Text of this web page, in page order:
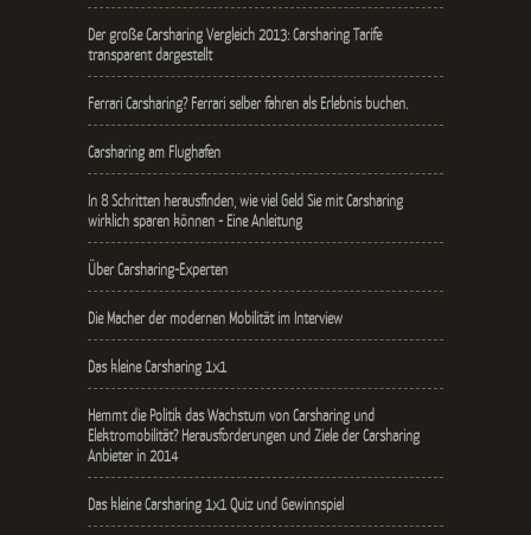
Der große Carsharing Vergleich 2013: Carsharing Tarife
transparent dargestellt
Ferrari Carsharing? Ferrari selber fahren als Erlebnis buchen.
Carsharing am Flughafen
In 8 Schritten herausfinden, wie viel Geld Sie mit Carsharing
wirklich sparen können - Eine Anleitung
Über Carsharing-Experten
Die Macher der modernen Mobilität im Interview
Das kleine Carsharing 1x1
Hemmt die Politik das Wachstum von Carsharing und
Elektromobilität? Herausforderungen und Ziele der Carsharing
Anbieter in 2014
Das kleine Carsharing 1x1 Quiz und Gewinnspiel